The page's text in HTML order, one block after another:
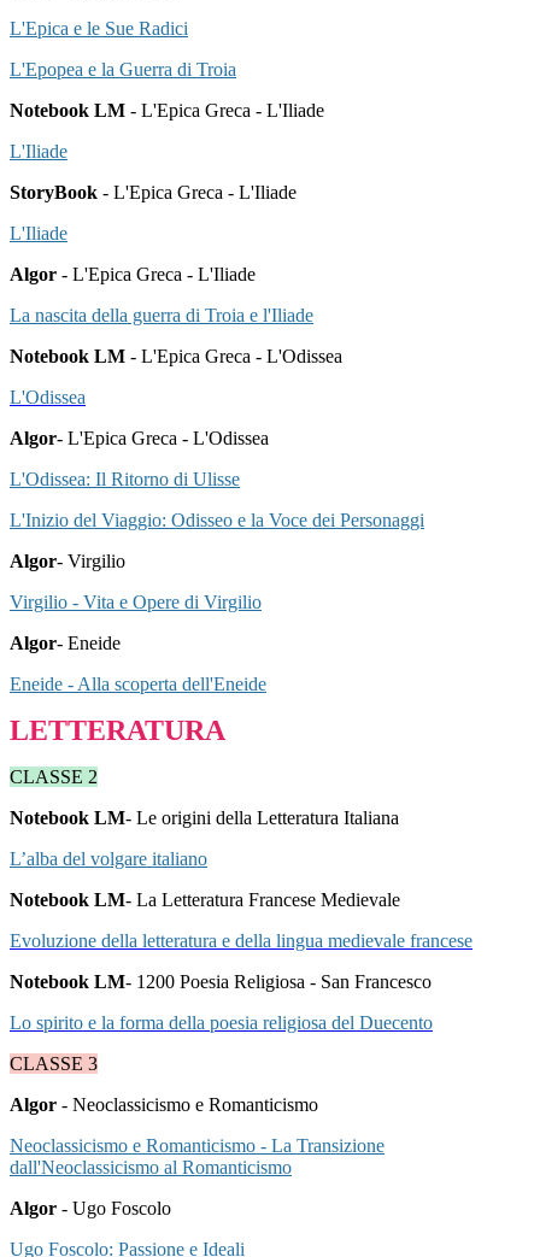
L'Epica e le Sue Radici
L'Epopea e la Guerra di Troia
Notebook LM - L'Epica Greca - L'Iliade
L'Iliade
StoryBook - L'Epica Greca - L'Iliade
L'Iliade
Algor - L'Epica Greca - L'Iliade
La nascita della guerra di Troia e l'Iliade
Notebook LM - L'Epica Greca - L'Odissea
L'Odissea
Algor- L'Epica Greca - L'Odissea
L'Odissea: Il Ritorno di Ulisse
L'Inizio del Viaggio: Odisseo e la Voce dei Personaggi
Algor- Virgilio
Virgilio - Vita e Opere di Virgilio
Algor- Eneide
Eneide - Alla scoperta dell'Eneide
LETTERATURA
CLASSE 2
Notebook LM- Le origini della Letteratura Italiana
L’alba del volgare italiano
Notebook LM- La Letteratura Francese Medievale
Evoluzione della letteratura e della lingua medievale francese
Notebook LM- 1200 Poesia Religiosa - San Francesco
Lo spirito e la forma della poesia religiosa del Duecento
CLASSE 3
Algor - Neoclassicismo e Romanticismo
Neoclassicismo e Romanticismo - La Transizione
dall'Neoclassicismo al Romanticismo
Algor - Ugo Foscolo
Ugo Foscolo: Passione e Ideali